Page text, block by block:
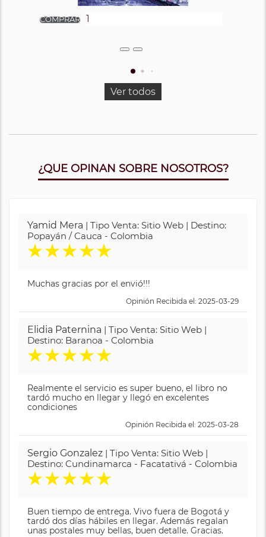
Ver todos
¿QUE OPINAN SOBRE NOSOTROS?
Yamid Mera | Tipo Venta: Sitio Web | Destino:
Popayán / Cauca - Colombia
★★★★★
Muchas gracias por el envió!!!
Opinión Recibida el: 2025-03-29
Elidia Paternina | Tipo Venta: Sitio Web |
Destino: Baranoa - Colombia
★★★★★
Realmente el servicio es super bueno, el libro no
tardó mucho en llegar y llegó en excelentes
condiciones
Opinión Recibida el: 2025-03-28
Sergio Gonzalez | Tipo Venta: Sitio Web |
Destino: Cundinamarca - Facatativá - Colombia
★★★★★
Buen tiempo de entrega. Vivo fuera de Bogotá y
tardó dos días hábiles en llegar. Además regalan
unas postales muy bellas, buen detalle. Gracias.